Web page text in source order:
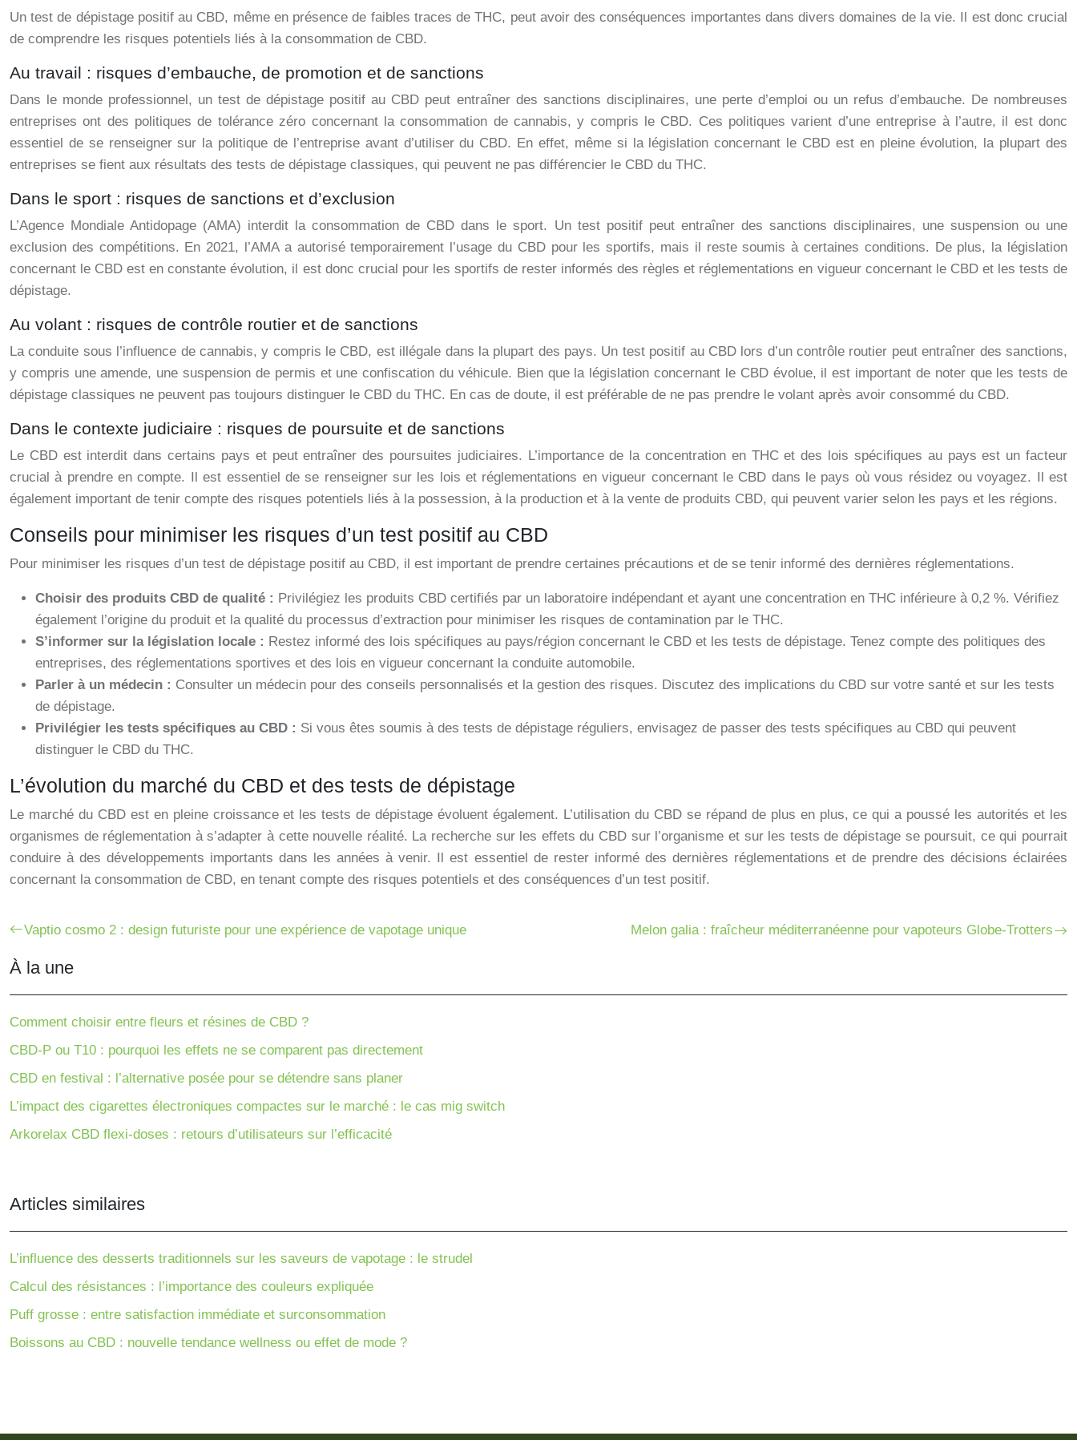
Un test de dépistage positif au CBD, même en présence de faibles traces de THC, peut avoir des conséquences importantes dans divers domaines de la vie. Il est donc crucial
de comprendre les risques potentiels liés à la consommation de CBD.
Au travail : risques d’embauche, de promotion et de sanctions
Dans le monde professionnel, un test de dépistage positif au CBD peut entraîner des sanctions disciplinaires, une perte d’emploi ou un refus d’embauche. De nombreuses
entreprises ont des politiques de tolérance zéro concernant la consommation de cannabis, y compris le CBD. Ces politiques varient d’une entreprise à l’autre, il est donc
essentiel de se renseigner sur la politique de l’entreprise avant d’utiliser du CBD. En effet, même si la législation concernant le CBD est en pleine évolution, la plupart des
entreprises se fient aux résultats des tests de dépistage classiques, qui peuvent ne pas différencier le CBD du THC.
Dans le sport : risques de sanctions et d’exclusion
L’Agence Mondiale Antidopage (AMA) interdit la consommation de CBD dans le sport. Un test positif peut entraîner des sanctions disciplinaires, une suspension ou une
exclusion des compétitions. En 2021, l’AMA a autorisé temporairement l’usage du CBD pour les sportifs, mais il reste soumis à certaines conditions. De plus, la législation
concernant le CBD est en constante évolution, il est donc crucial pour les sportifs de rester informés des règles et réglementations en vigueur concernant le CBD et les tests de
dépistage.
Au volant : risques de contrôle routier et de sanctions
La conduite sous l’influence de cannabis, y compris le CBD, est illégale dans la plupart des pays. Un test positif au CBD lors d’un contrôle routier peut entraîner des sanctions,
y compris une amende, une suspension de permis et une confiscation du véhicule. Bien que la législation concernant le CBD évolue, il est important de noter que les tests de
dépistage classiques ne peuvent pas toujours distinguer le CBD du THC. En cas de doute, il est préférable de ne pas prendre le volant après avoir consommé du CBD.
Dans le contexte judiciaire : risques de poursuite et de sanctions
Le CBD est interdit dans certains pays et peut entraîner des poursuites judiciaires. L’importance de la concentration en THC et des lois spécifiques au pays est un facteur
crucial à prendre en compte. Il est essentiel de se renseigner sur les lois et réglementations en vigueur concernant le CBD dans le pays où vous résidez ou voyagez. Il est
également important de tenir compte des risques potentiels liés à la possession, à la production et à la vente de produits CBD, qui peuvent varier selon les pays et les régions.
Conseils pour minimiser les risques d’un test positif au CBD
Pour minimiser les risques d’un test de dépistage positif au CBD, il est important de prendre certaines précautions et de se tenir informé des dernières réglementations.
Choisir des produits CBD de qualité : Privilégiez les produits CBD certifiés par un laboratoire indépendant et ayant une concentration en THC inférieure à 0,2 %. Vérifiez
également l’origine du produit et la qualité du processus d’extraction pour minimiser les risques de contamination par le THC.
S’informer sur la législation locale : Restez informé des lois spécifiques au pays/région concernant le CBD et les tests de dépistage. Tenez compte des politiques des
entreprises, des réglementations sportives et des lois en vigueur concernant la conduite automobile.
Parler à un médecin : Consulter un médecin pour des conseils personnalisés et la gestion des risques. Discutez des implications du CBD sur votre santé et sur les tests
de dépistage.
Privilégier les tests spécifiques au CBD : Si vous êtes soumis à des tests de dépistage réguliers, envisagez de passer des tests spécifiques au CBD qui peuvent
distinguer le CBD du THC.
L’évolution du marché du CBD et des tests de dépistage
Le marché du CBD est en pleine croissance et les tests de dépistage évoluent également. L’utilisation du CBD se répand de plus en plus, ce qui a poussé les autorités et les
organismes de réglementation à s’adapter à cette nouvelle réalité. La recherche sur les effets du CBD sur l’organisme et sur les tests de dépistage se poursuit, ce qui pourrait
conduire à des développements importants dans les années à venir. Il est essentiel de rester informé des dernières réglementations et de prendre des décisions éclairées
concernant la consommation de CBD, en tenant compte des risques potentiels et des conséquences d’un test positif.
Vaptio cosmo 2 : design futuriste pour une expérience de vapotage unique Melon galia : fraîcheur méditerranéenne pour vapoteurs Globe-Trotters
À la une
Comment choisir entre fleurs et résines de CBD ?
CBD-P ou T10 : pourquoi les effets ne se comparent pas directement
CBD en festival : l’alternative posée pour se détendre sans planer
L’impact des cigarettes électroniques compactes sur le marché : le cas mig switch
Arkorelax CBD flexi-doses : retours d’utilisateurs sur l’efficacité
Articles similaires
L’influence des desserts traditionnels sur les saveurs de vapotage : le strudel
Calcul des résistances : l’importance des couleurs expliquée
Puff grosse : entre satisfaction immédiate et surconsommation
Boissons au CBD : nouvelle tendance wellness ou effet de mode ?